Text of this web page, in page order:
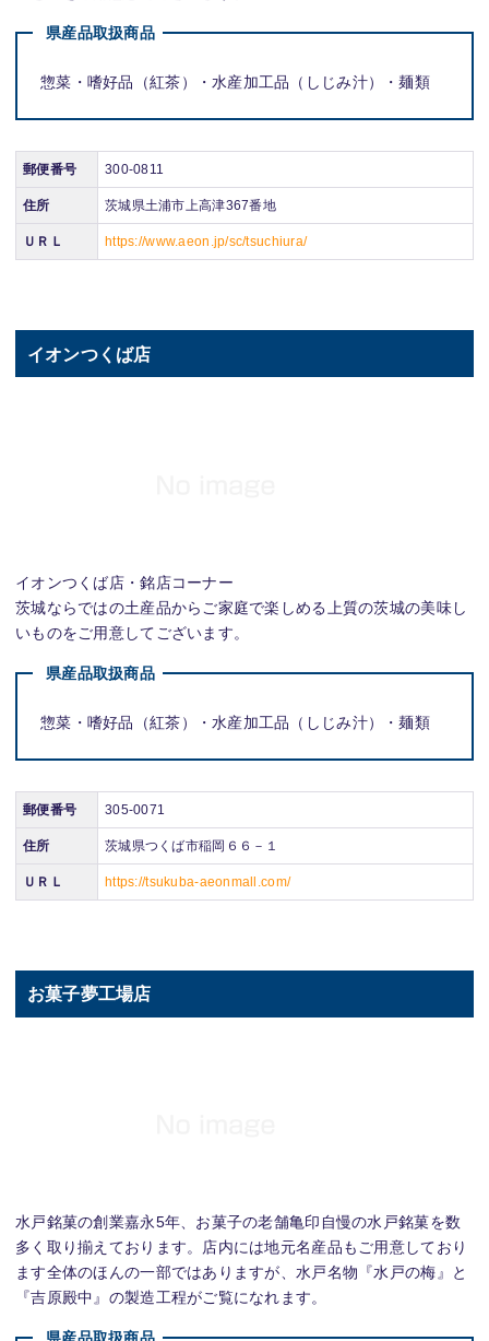
県産品取扱商品
惣菜・嗜好品（紅茶）・水産加工品（しじみ汁）・麺類
郵便番号 300-0811
住所 茨城県土浦市上高津367番地
ＵＲＬ https://www.aeon.jp/sc/tsuchiura/
イオンつくば店
イオンつくば店・銘店コーナー
茨城ならではの土産品からご家庭で楽しめる上質の茨城の美味し
いものをご用意してございます。
県産品取扱商品
惣菜・嗜好品（紅茶）・水産加工品（しじみ汁）・麺類
郵便番号 305-0071
住所 茨城県つくば市稲岡６６－１
ＵＲＬ https://tsukuba-aeonmall.com/
お菓子夢工場店
水戸銘菓の創業嘉永5年、お菓子の老舗亀印自慢の水戸銘菓を数
多く取り揃えております。店内には地元名産品もご用意しており
ます全体のほんの一部ではありますが、水戸名物『水戸の梅』と
『吉原殿中』の製造工程がご覧になれます。